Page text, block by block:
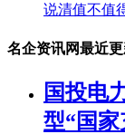
说清值不值
名企资讯网最近
国投电
型“国家